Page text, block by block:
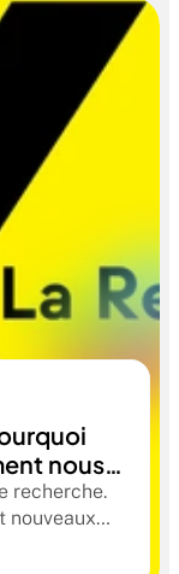
nous
recherche.
nouveaux
IA),